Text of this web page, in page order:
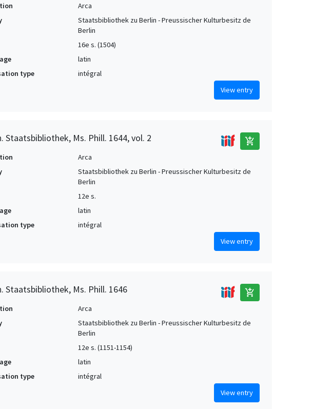
Arca
Staatsbibliothek zu Berlin - Preussischer Kulturbesitz de
Berlin
16e s. (1504)
latin
type
intégral
View entry
Staatsbibliothek, Ms. Phill. 1644, vol. 2 add_shopping_cart
Arca
Staatsbibliothek zu Berlin - Preussischer Kulturbesitz de
Berlin
12e s.
latin
type
intégral
View entry
Staatsbibliothek, Ms. Phill. 1646 add_shopping_cart
Arca
Staatsbibliothek zu Berlin - Preussischer Kulturbesitz de
Berlin
12e s. (1151-1154)
latin
type
intégral
View entry